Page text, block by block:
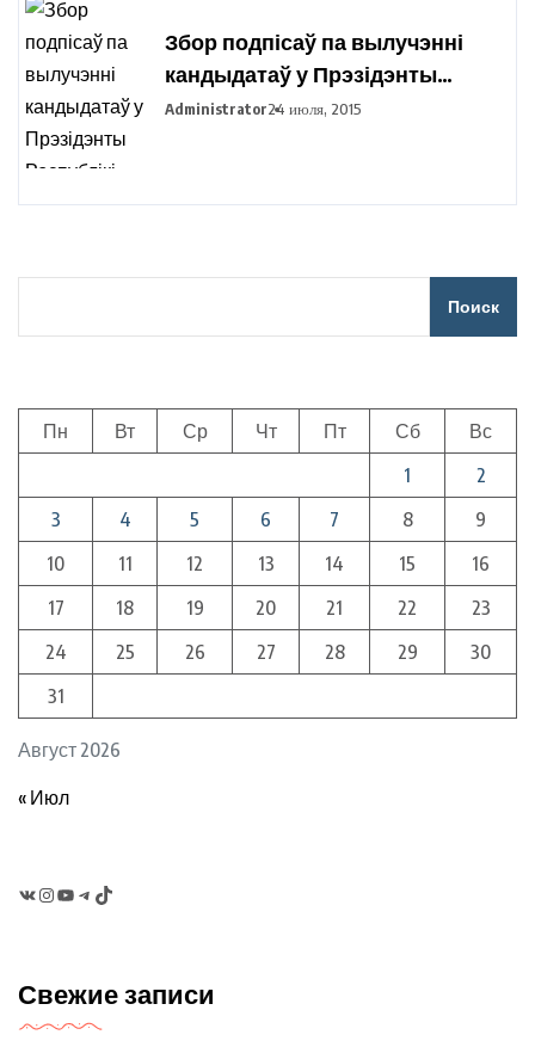
Збор подпісаў па вылучэнні
кандыдатаў у Прэзідэнты
Рэспублікі Беларусь праходзіць
Administrator24 июля, 2015
Поиск
Август 2026
Пн Вт Ср Чт Пт Сб
Вс
1
2
3
4 5 6 7 8
9
10
11 12 13 14 15
16
17
18 19 20 21 22
23
24
25 26 27 28 29
30
31
« Июл
Instagram
YouTubeTelegram
TikTok
Свежие записи